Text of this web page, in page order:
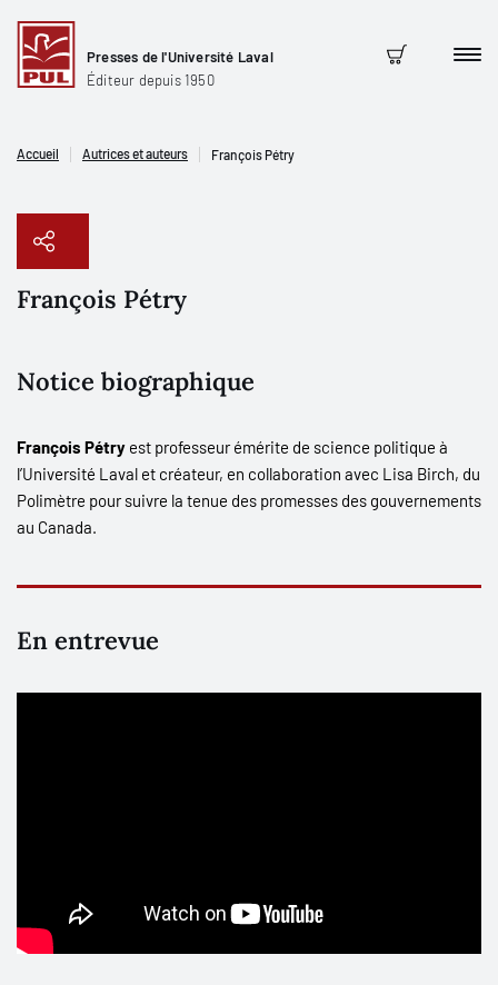
Presses de l'Université Laval
Éditeur depuis 1950
Panier
Accueil Autrices et auteurs François Pétry
François Pétry
Notice biographique
François Pétry est professeur émérite de science politique à
l’Université Laval et créateur, en collaboration avec Lisa Birch, du
Polimètre pour suivre la tenue des promesses des gouvernements
au Canada.
En entrevue